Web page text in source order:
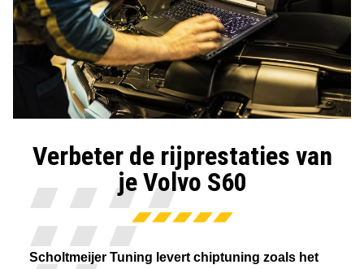
Verbeter de rijprestaties van
je Volvo S60
Scholtmeijer Tuning levert chiptuning zoals het